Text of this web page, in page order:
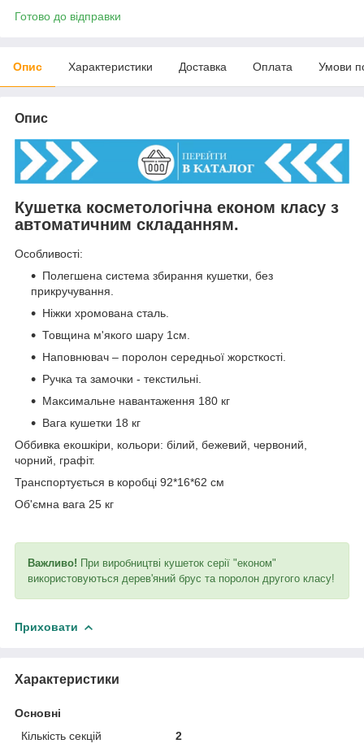
Готово до відправки
Опис Характеристики Доставка Оплата Умови
Опис
Кушетка косметологічна економ класу з
автоматичним складанням.
Особливості:
Полегшена система збирання кушетки, без
прикручування.
Ніжки хромована сталь.
Товщина м'якого шару 1см.
Наповнювач – поролон середньої жорсткості.
Ручка та замочки - текстильні.
Максимальне навантаження 180 кг
Вага кушетки 18 кг
Оббивка екошкіри, кольори: білий, бежевий, червоний,
чорний, графіт.
Транспортується в коробці 92*16*62 см
Об'ємна вага 25 кг
Важливо! При виробництві кушеток серії "економ"
використовуються дерев'яний брус та поролон другого класу!
Приховати
Характеристики
Основні
Кількість секцій
2